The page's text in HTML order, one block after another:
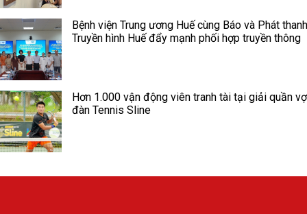
Bệnh viện Trung ương Huế cùng Báo và Phát
Truyền hình Huế đẩy mạnh phối hợp truyền thông
Hơn 1.000 vận động viên tranh tài tại giải quần
đàn Tennis Sline